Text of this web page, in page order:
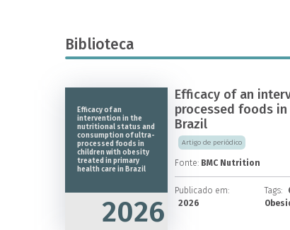
Biblioteca
Efficacy of an
intervention in the
nutritional status and
consumption of ultra-
processed foods in
children with obesity
treated in primary
health care in Brazil
2026
Efficacy of an
processed foods
Brazil
Artigo de periódico
Fonte: BMC Nutrition
Publicado em:
2026
Tags: